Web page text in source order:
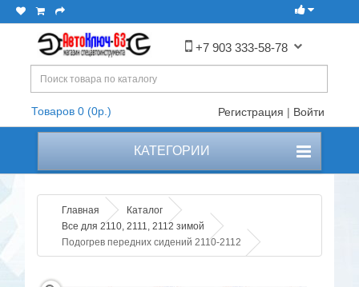
+7 903 333-58-78
Товаров 0 (0р.) Регистрация | Войти
КАТЕГОРИИ
Главная
Каталог
Все для 2110, 2111, 2112 зимой
Подогрев передних сидений 2110-2112